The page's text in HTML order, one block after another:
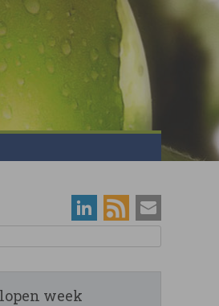
week